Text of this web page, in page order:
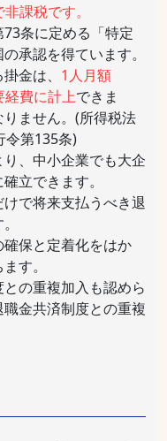
課税です。
条に定める「特定
承認を得ています。
金は、 1人月額
費に計上できま
ません。(所得税法
令第135条)
、中小企業でも大企
立できます。
で将来支払うべき退
保と定着化をはか
す。
の重複加入も認めら
金共済制度との重複